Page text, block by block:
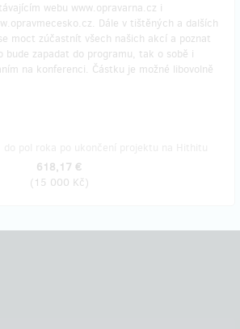
webu www.opravarna.cz i
Dále v tištěných a dalších
moct zúčastnít všech našich akcí a poznat
bude zapadat do programu, tak o sobě i
na konferenci. Částku je možné libovolně
618,17 €
(15 000 Kč)